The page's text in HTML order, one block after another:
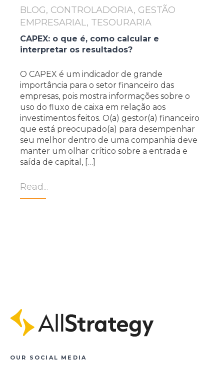
BLOG, CONTROLADORIA, GESTÃO
EMPRESARIAL, TESOURARIA
CAPEX: o que é, como calcular e
interpretar os resultados?
O CAPEX é um indicador de grande
importância para o setor financeiro das
empresas, pois mostra informações sobre o
uso do fluxo de caixa em relação aos
investimentos feitos. O(a) gestor(a) financeiro
que está preocupado(a) para desempenhar
seu melhor dentro de uma companhia deve
manter um olhar crítico sobre a entrada e
saída de capital, […]
Read...
OUR SOCIAL MEDIA